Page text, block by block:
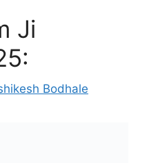
Ji
Bodhale